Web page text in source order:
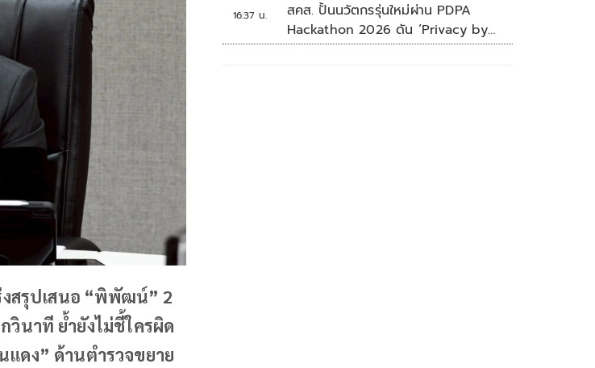
งสรุปเสนอ “พิพัฒน์” 2
นาที ย้ำยังไม่ชี้ใครผิด
ดง” ด้านตำรวจขยาย
16:37 น.
สคส. ปั้นนวัตกรรุ่นใหม่ผ่าน PDPA
Hackathon 2026 ดัน ‘Privacy by
Design for all’ สู่โซลูชันคุ้มครอง